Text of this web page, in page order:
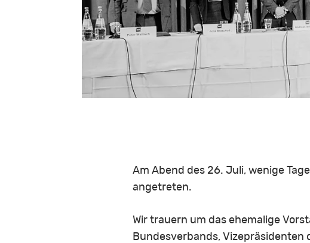
Am Abend des 26. Juli, wenige
angetreten.
Wir trauern um das ehemalige
Bundesverbands, Vizepräsidenten